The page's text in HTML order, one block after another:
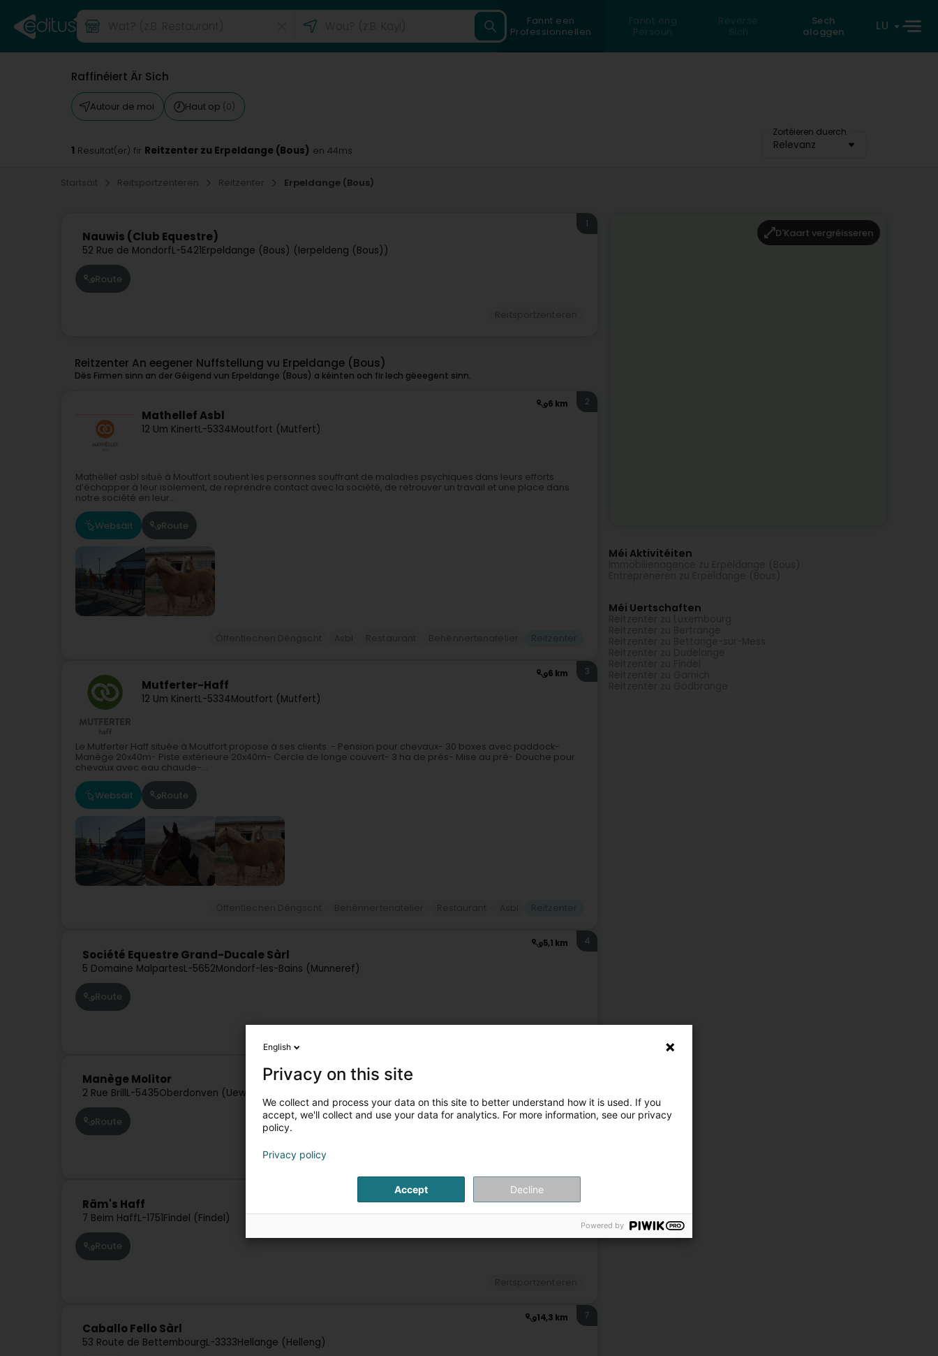
Fannt een
Professionnellen
Fannt eng
Persoun
Reverse
Sich
Sech
aloggen
LU
Raffinéiert Är Sich
Autour de moi Haut op (0)
Zortéieren duerch
Relevanz
1 Resultat(er) fir Reitzenter zu Erpeldange (Bous) en 44ms
Startsäit Reitsportzenteren Reitzenter Erpeldange (Bous)
Nauwis (Club Equestre)
52 Rue de MondorfL-5421Erpeldange (Bous) (Ierpeldeng (Bous))
1
Route
Reitzenter An eegener Nuffstellung vu Erpeldange (Bous)
Dës Firmen sinn an der Géigend vun Erpeldange (Bous) a kéinten och fir Iech gëeegent sinn.
6 km
Mathellef Asbl
12 Um KinertL-5334Moutfort (Mutfert)
2
Mathëllef asbl situé à Moutfort soutient les personnes souffrant de maladies psychiques dans leurs efforts
d’échapper à leur isolement, de reprendre contact avec la société, de retrouver un travail et une place dans
notre société en leur...
Websäit Route
6 km
Mutferter-Haff
12 Um KinertL-5334Moutfort (Mutfert)
3
Le Mutferter Haff située à Moutfort propose à ses clients: - Pension pour chevaux- 30 boxes avec paddock-
Manège 20x40m- Piste extérieure 20x40m- Cercle de longe couvert- 3 ha de prés- Mise au pré- Douche pour
chevaux avec eau chaude-...
Websäit Route
5,1 km
Société Equestre Grand-Ducale Sàrl
5 Domaine MalpartesL-5652Mondorf-les-Bains (Munneref)
4
Route
Manège Molitor
2 Rue BrillL-5435Oberdonven (Uewerdonven)
Route
13,2 km
Räm's Haff
7 Beim HaffL-1751Findel (Findel)
Route
14,3 km
Caballo Fello Sàrl
53 Route de BettembourgL-3333Hellange (Helleng)
7
D'Kaart vergréisseren
Méi Aktivitéiten
Méi Uertschaften
English
Privacy on this site
We collect and process your data on this site to better understand how it is used. If you
accept, we'll collect and use your data for analytics. For more information, see our privacy
policy.
Privacy policy
Accept Decline
Powered by